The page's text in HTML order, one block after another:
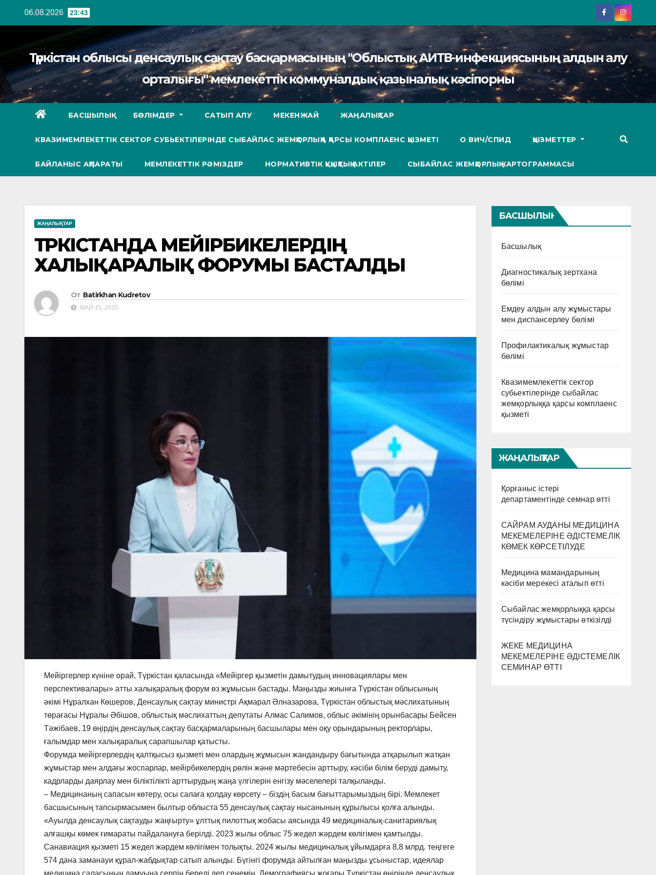
06.08.2026 23:43
Түркістан облысы денсаулық сақтау басқармасының "Облыстық АИТВ-инфекциясының алдын алу
орталығы" мемлекеттік коммуналдық қазыналық кәсіпорны
БАСШЫЛЫҚ БӨЛІМДЕР САТЫП АЛУ МЕКЕНЖАЙ ЖАҢАЛЫҚТАР
КВАЗИМЕМЛЕКЕТТІК СЕКТОР СУБЬЕКТІЛЕРІНДЕ СЫБАЙЛАС ЖЕМҚОРЛЫҚҚА ҚАРСЫ КОМПЛАЕНС ҚЫЗМЕТІ О ВИЧ/СПИД ҚЫЗМЕТТЕР
БАЙЛАНЫС АҚПАРАТЫ МЕМЛЕКЕТТІК РӘМІЗДЕР НОРМАТИВТІК ҚҰҚЫҚТЫҚ АКТІЛЕР СЫБАЙЛАС ЖЕМҚОРЛЫҚ КАРТОГРАММАСЫ
ЖАҢАЛЫҚТАР
ТҮРКІСТАНДА МЕЙІРБИКЕЛЕРДІҢ
ХАЛЫҚАРАЛЫҚ ФОРУМЫ БАСТАЛДЫ
От Batirkhan Kudretov
МАЙ 15, 2025
Мейіргерлер күніне орай, Түркістан қаласында «Мейіргер қызметін дамытудың инновациялары мен
перспективалары» атты халықаралық форум өз жұмысын бастады. Маңызды жиынға Түркістан облысының
әкімі Нұралхан Көшеров, Денсаулық сақтау министрі Ақмарал Әлназарова, Түркістан облыстық мәслихатының
төрағасы Нұралы Әбішов, облыстық мәслихаттың депутаты Алмас Салимов, облыс әкімінің орынбасары Бейсен
Тәжібаев, 19 өңірдің денсаулық сақтау басқармаларының басшылары мен оқу орындарының ректорлары,
ғалымдар мен халықаралық сарапшылар қатысты.
Форумда мейіргерлердің қалтқысыз қызметі мен олардың жұмысын жандандыру бағытында атқарылып жатқан
жұмыстар мен алдағы жоспарлар, мейірбикелердің рөлін және мәртебесін арттыру, кәсіби білім беруді дамыту,
кадрларды даярлау мен біліктілікті арттырудың жаңа үлгілерін енгізу мәселелері талқыланды.
– Медицинаның сапасын көтеру, осы салаға қолдау көрсету – біздің басым бағыттарымыздың бірі. Мемлекет
басшысының тапсырмасымен былтыр облыста 55 денсаулық сақтау нысанының құрылысы қолға алынды.
«Ауылда денсаулық сақтауды жаңғырту» ұлттық пилоттық жобасы аясында 49 медициналық-санитариялық
алғашқы көмек ғимараты пайдалануға берілді. 2023 жылы облыс 75 жедел жәрдем көлігімен қамтылды.
Санавиация қызметі 15 жедел жәрдем көлігімен толықты. 2024 жылы медициналық ұйымдарға 8,8 млрд. теңгеге
574 дана заманауи құрал-жабдықтар сатып алынды. Бүгінгі форумда айтылған маңызды ұсыныстар, идеялар
БАСШЫЛЫҚ
Басшылық
Диагностикалық зертхана
бөлімі
Емдеу алдын алу жұмыстары
мен диспансерлеу бөлімі
Профилактикалық жұмыстар
бөлімі
Квазимемлекеттік сектор
субьектілерінде сыбайлас
жемқорлыққа қарсы комплаенс
қызметі
ЖАҢАЛЫҚТАР
Қорғаныс істері
департаментінде семнар өтті
САЙРАМ АУДАНЫ МЕДИЦИНА
МЕКЕМЕЛЕРІНЕ ӘДІСТЕМЕЛІК
КӨМЕК КӨРСЕТІЛУДЕ
Медицина мамандарының
кәсіби мерекесі аталып өтті
Сыбайлас жемқорлыққа қарсы
түсіндіру жұмыстары өткізілді
ЖЕКЕ МЕДИЦИНА
МЕКЕМЕЛЕРІНЕ ӘДІСТЕМЕЛІК
СЕМИНАР ӨТТІ